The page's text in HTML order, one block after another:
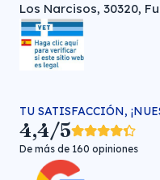
Los Narcisos, 30320,
TU SATISFACCIÓN,
4,4/5
De más de 160 opiniones